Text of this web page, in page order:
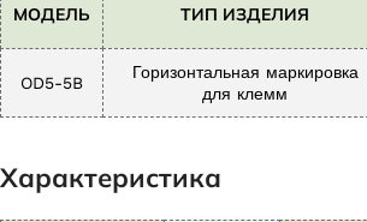
МОДЕЛЬ ТИП ИЗДЕЛИЯ
OD5-5B
Горизонтальная маркировка
для клемм
Характеристика